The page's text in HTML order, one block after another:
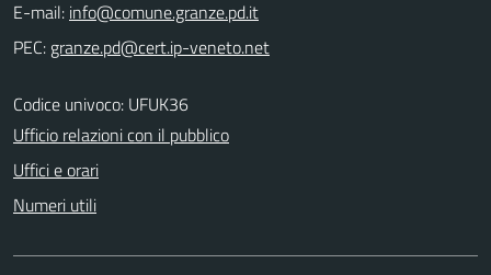
E-mail:
PEC:
Codice univoco: UFUK36
Ufficio relazioni con il pubblico
Uffici e orari
Numeri utili